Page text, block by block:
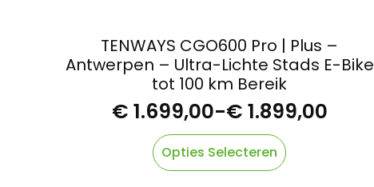
TENWAYS CGO600 Pro | Plus –
Antwerpen – Ultra-Lichte Stads E-Bike
tot 100 km Bereik
€ 1.699,00-€ 1.899,00
Prijsklasse:
€ 1.699,00
tot
Opties Selecteren
Dit
product
heeft